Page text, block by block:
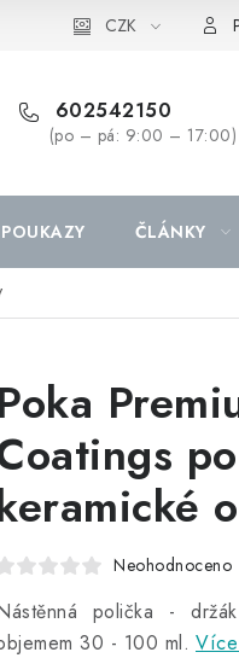
CZK
602542150
(po – pá: 9:00 – 17:00)
ČLÁNKY
Poka
Neohodnoceno
polička -
30 - 100 ml.